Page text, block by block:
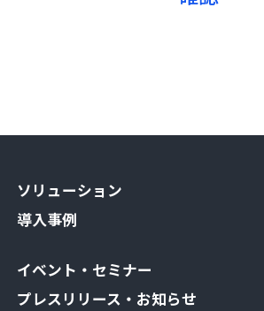
ソリューション
導入事例
イベント・セミナー
プレスリリース・お知らせ